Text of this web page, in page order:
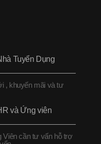
Tuyển Dụng
, khuyến mãi và tư
và Ứng viên
Viên cần tư vấn hỗ trợ